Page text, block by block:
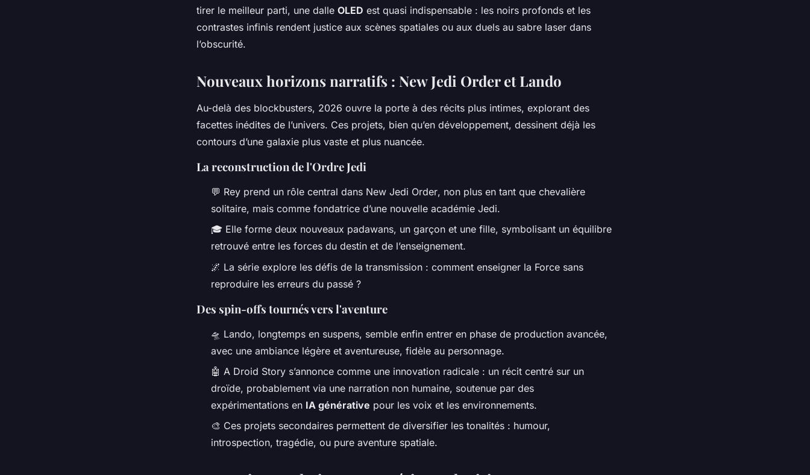
tirer le meilleur parti, une dalle OLED est quasi indispensable : les noirs profonds et les
contrastes infinis rendent justice aux scènes spatiales ou aux duels au sabre laser dans
l’obscurité.
Nouveaux horizons narratifs : New Jedi Order et Lando
Au-delà des blockbusters, 2026 ouvre la porte à des récits plus intimes, explorant des
facettes inédites de l’univers. Ces projets, bien qu’en développement, dessinent déjà les
contours d’une galaxie plus vaste et plus nuancée.
La reconstruction de l'Ordre Jedi
💬 Rey prend un rôle central dans New Jedi Order, non plus en tant que chevalière
solitaire, mais comme fondatrice d’une nouvelle académie Jedi.
🎓 Elle forme deux nouveaux padawans, un garçon et une fille, symbolisant un équilibre
retrouvé entre les forces du destin et de l’enseignement.
🌌 La série explore les défis de la transmission : comment enseigner la Force sans
reproduire les erreurs du passé ?
Des spin-offs tournés vers l'aventure
🛸 Lando, longtemps en suspens, semble enfin entrer en phase de production avancée,
avec une ambiance légère et aventureuse, fidèle au personnage.
🤖 A Droid Story s’annonce comme une innovation radicale : un récit centré sur un
droïde, probablement via une narration non humaine, soutenue par des
expérimentations en IA générative pour les voix et les environnements.
🎨 Ces projets secondaires permettent de diversifier les tonalités : humour,
introspection, tragédie, ou pure aventure spatiale.